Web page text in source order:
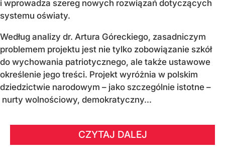
i wprowadza szereg nowych rozwiązań dotyczących
systemu oświaty.
Według analizy dr. Artura Góreckiego, zasadniczym
problemem projektu jest nie tylko zobowiązanie szkół
do wychowania patriotycznego, ale także ustawowe
określenie jego treści. Projekt wyróżnia w polskim
dziedzictwie narodowym – jako szczególnie istotne –
nurty wolnościowy, demokratyczny...
CZYTAJ DALEJ